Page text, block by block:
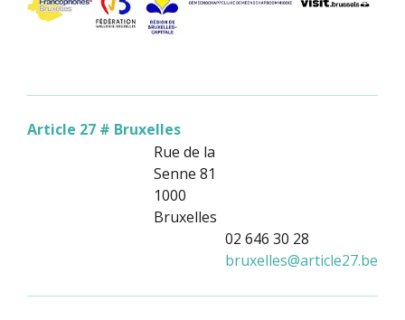
Article 27 # Bruxelles
Rue de la
Senne 81
1000
Bruxelles
02 646 30 28
bruxelles@article27.be